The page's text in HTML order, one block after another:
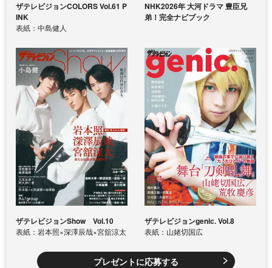
ザテレビジョンCOLORS Vol.61 P
INK
表紙：中島健人
NHK2026年 大河ドラマ 豊臣兄
弟！完全ナビブック
ザテレビジョンShow Vol.10
表紙：岩本照×深澤辰哉×宮舘涼太
ザテレビジョンgenic. Vol.8
表紙：山姥切国広
プレゼントに応募する